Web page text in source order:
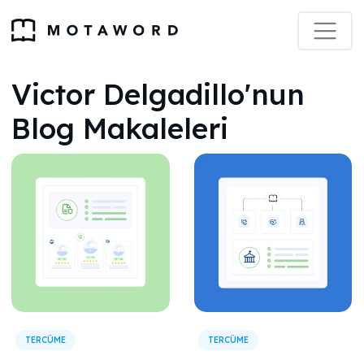
Victor Delgadillo'nun
Blog Makaleleri
TERCÜME TERCÜME